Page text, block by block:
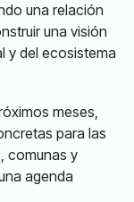
una relación
una visión
y del ecosistema
meses,
para las
comunas y
agenda